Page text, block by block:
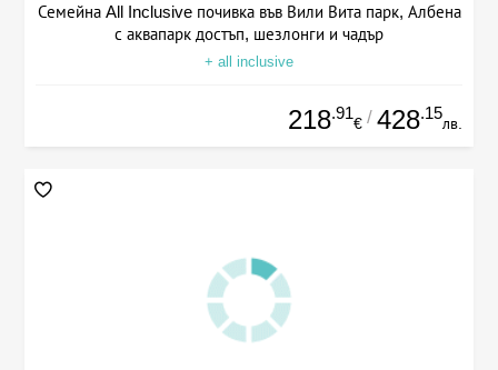
Семейна All Inclusive почивка във Вили Вита парк, Албена
с аквапарк достъп, шезлонги и чадър
+ all inclusive
218.91
€ / 428.15
лв.